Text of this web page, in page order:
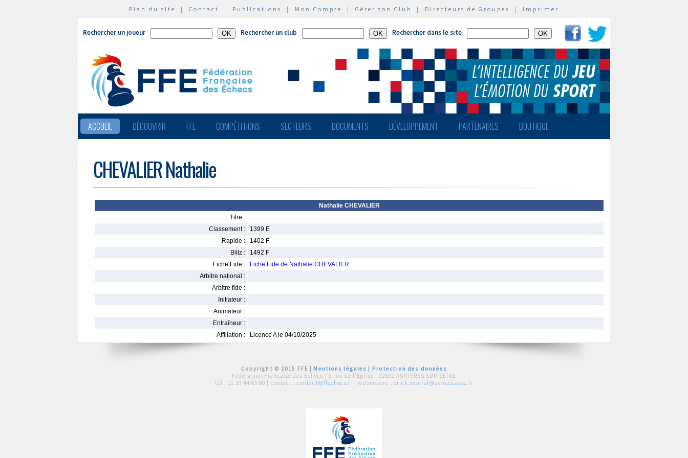
Plan du site | Contact | Publications | Mon Compte | Gérer son Club | Directeurs de Groupes | Imprimer
Rechercher un joueur Rechercher un club Rechercher dans le site
ACCUEIL DÉCOUVRIR FFE COMPÉTITIONS SECTEURS DOCUMENTS DÉVELOPPEMENT PARTENAIRES BOUTIQUE
CHEVALIER Nathalie
Nathalie CHEVALIER
Titre :
Classement :
1399 E
Rapide :
1402 F
Blitz :
1492 F
Fiche Fide :
Fiche Fide de Nathalie CHEVALIER
Arbitre national :
Arbitre fide :
Initiateur :
Animateur :
Entraîneur :
Affiliation :
Licence A le 04/10/2025
Copyright © 2015 FFE |Mentions légales
Protection des données
Fédération Française des Echecs | 6 rue de l'Eglise | 92600 ASNIERES SUR SEINE
tél : 01 39 44 65 80 | contact : contact@ffechecs.fr | webmestre : erick.mouret@echecs.asso.fr